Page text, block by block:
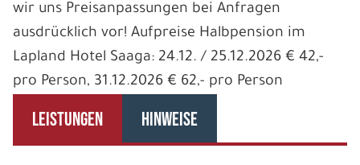
wir uns Preisanpassungen bei Anfragen
ausdrücklich vor! Aufpreise Halbpension im
Lapland Hotel Saaga: 24.12. / 25.12.2026 € 42,-
pro Person, 31.12.2026 € 62,- pro Person
LEISTUNGEN HINWEISE